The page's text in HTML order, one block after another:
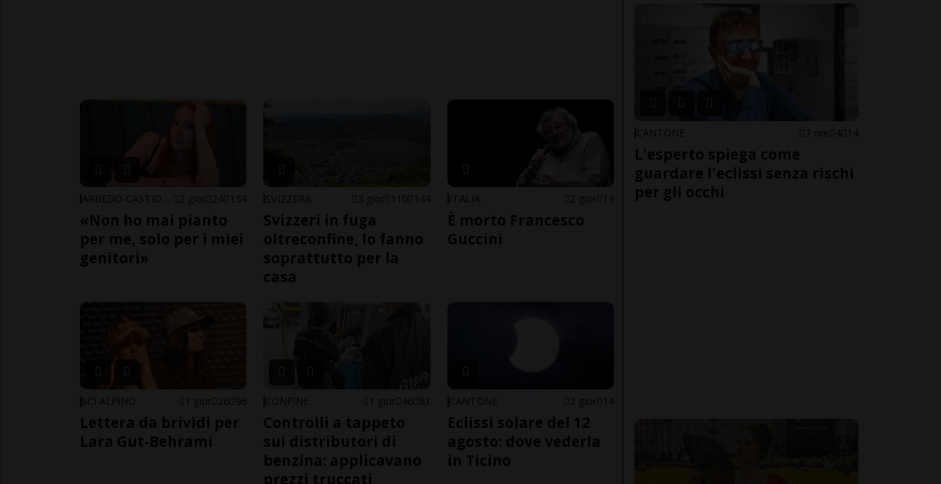
2 gior 24 154
«Non ho mai pianto
per me, solo per i miei
genitori»
SVIZZERA 3 gior 110 144
Svizzeri in fuga
oltreconfine, lo fanno
soprattutto per la
casa
ITALIA 2 gior 19
È morto Francesco
Guccini
SCI ALPINO 1 gior 26 96
Lettera da brividi per
Lara Gut-Behrami
CONFINE 1 gior 46 81
Controlli a tappeto
sui distributori di
benzina: applicavano
prezzi truccati
CANTONE 2 gior 14
Eclissi solare del 12
agosto: dove vederla
in Ticino
CANTONE 7 ore 4 14
L'esperto spiega come
guardare l'eclissi senza rischi
per gli occhi